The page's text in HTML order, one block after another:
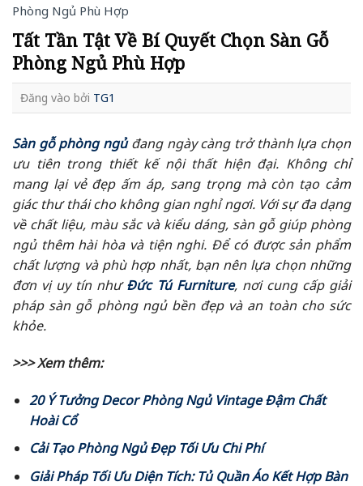
Phòng Ngủ Phù Hợp
Tất Tần Tật Về Bí Quyết Chọn Sàn Gỗ
Phòng Ngủ Phù Hợp
Đăng vào bởi TG1
Sàn gỗ phòng ngủđang ngày càng trở thành lựa chọn
ưu tiên trong thiết kế nội thất hiện đại. Không chỉ
mang lại vẻ đẹp ấm áp, sang trọng mà còn tạo cảm
giác thư thái cho không gian nghỉ ngơi. Với sự đa dạng
về chất liệu, màu sắc và kiểu dáng, sàn gỗ giúp phòng
ngủ thêm hài hòa và tiện nghi. Để có được sản phẩm
chất lượng và phù hợp nhất, bạn nên lựa chọn những
đơn vị uy tín nhưĐức Tú Furniture, nơi cung cấp giải
pháp sàn gỗ phòng ngủ bền đẹp và an toàn cho sức
khỏe.
>>> Xem thêm:
20 Ý Tưởng Decor Phòng Ngủ Vintage Đậm Chất
Hoài Cổ
Cải Tạo Phòng Ngủ Đẹp Tối Ưu Chi Phí
Giải Pháp Tối Ưu Diện Tích: Tủ Quần Áo Kết Hợp Bàn